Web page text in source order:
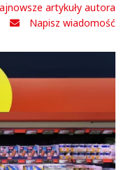
artykuły autora
Napisz wiadomość